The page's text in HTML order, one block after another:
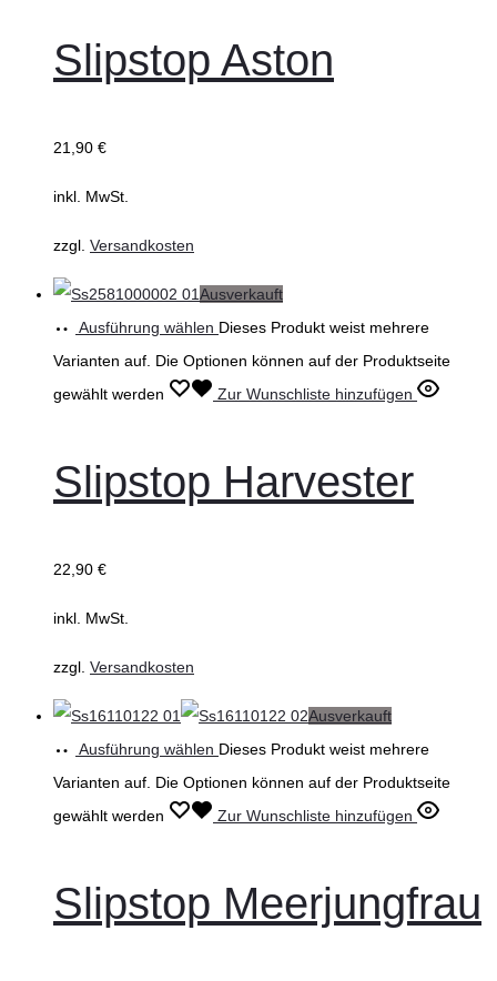
Slipstop Aston
21,90 €
inkl. MwSt.
zzgl. Versandkosten
Ausverkauft
Ausführung wählen Dieses Produkt weist mehrere
Varianten auf. Die Optionen können auf der Produktseite
gewählt werden
Zur Wunschliste hinzufügen
Slipstop Harvester
22,90 €
inkl. MwSt.
zzgl. Versandkosten
Ausverkauft
Ausführung wählen Dieses Produkt weist mehrere
Varianten auf. Die Optionen können auf der Produktseite
gewählt werden
Zur Wunschliste hinzufügen
Slipstop Meerjungfrau